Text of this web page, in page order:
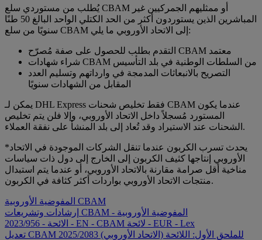
يُطلب من مستوردي سلع CBAM أو ممثليهم الجمركيين غير
المباشرين الذين يستوردون أكثر من الحد الكتلي الواحد البالغ 50 طنًا
سنويًا من سلع CBAM إلى الاتحاد الأوروبي ما يلي:
التقدم بطلب للحصول على صفة مُصرّح CBAM معتمد
شراء شهادات CBAM من السلطات الوطنية في بلد التأسيس
التصريح بالانبعاثات المدمجة في وارداتهم وتسليم العدد
المقابل من الشهادات سنويًا
يمكن لـ DHL Express فقط تخليص شحنات CBAM عندما يكون
المستورد مُسجلاً داخل الاتحاد الأوروبي، وإلا فلن يتم تخليص
الشحنات عند الاستيراد وقد تُعاد إلى بلد المنشأ على نفقة العملاء.
*يحدث تسرب الكربون عندما تنقل الشركات الموجودة في الاتحاد
الأوروبي إنتاجها كثيف الكربون إلى الخارج إلى دول ذات سياسات
مناخية أقل صرامة مقارنة بالاتحاد الأوروبي، أو عندما يتم استبدال
منتجات الاتحاد الأوروبي بواردات أكثر كثافة في الكربون.
المفوضية الأوروبية CBAM
إرشادات وتشريعات CBAM - المفوضية الأوروبية
الائحة - 2023/956 - EN - CBAM لائحة - EUR - Lex
تعديل CBAM للملحق الأول: اللائحة (الاتحاد الأوروبي) 2025/2083